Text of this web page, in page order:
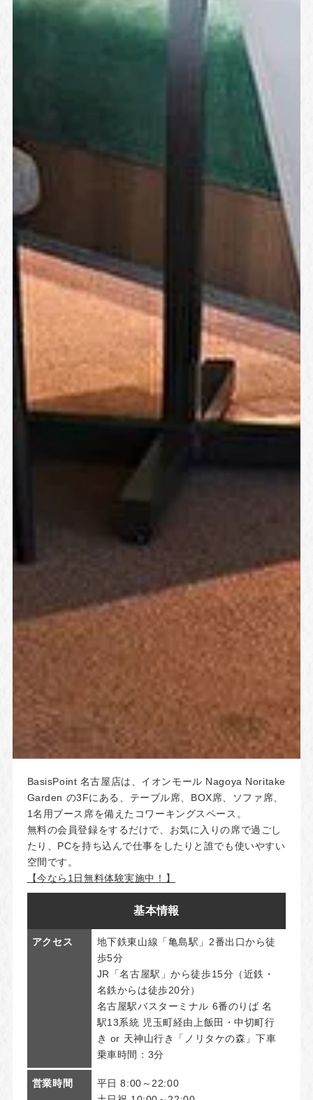
BasisPoint 名古屋店は、イオンモール Nagoya Noritake
Garden の3Fにある、テーブル席、BOX席、ソファ席、
1名用ブース席を備えたコワーキングスペース。
無料の会員登録をするだけで、お気に入りの席で過ごし
たり、PCを持ち込んで仕事をしたりと誰でも使いやすい
空間です。
【今なら1日無料体験実施中！】
基本情報
アクセス
地下鉄東山線「亀島駅」2番出口から徒
歩5分
JR「名古屋駅」から徒歩15分（近鉄・
名鉄からは徒歩20分）
名古屋駅バスターミナル 6番のりば 名
駅13系統 児玉町経由上飯田・中切町行
き or 天神山行き「ノリタケの森」下車
乗車時間：3分
営業時間
平日 8:00～22:00